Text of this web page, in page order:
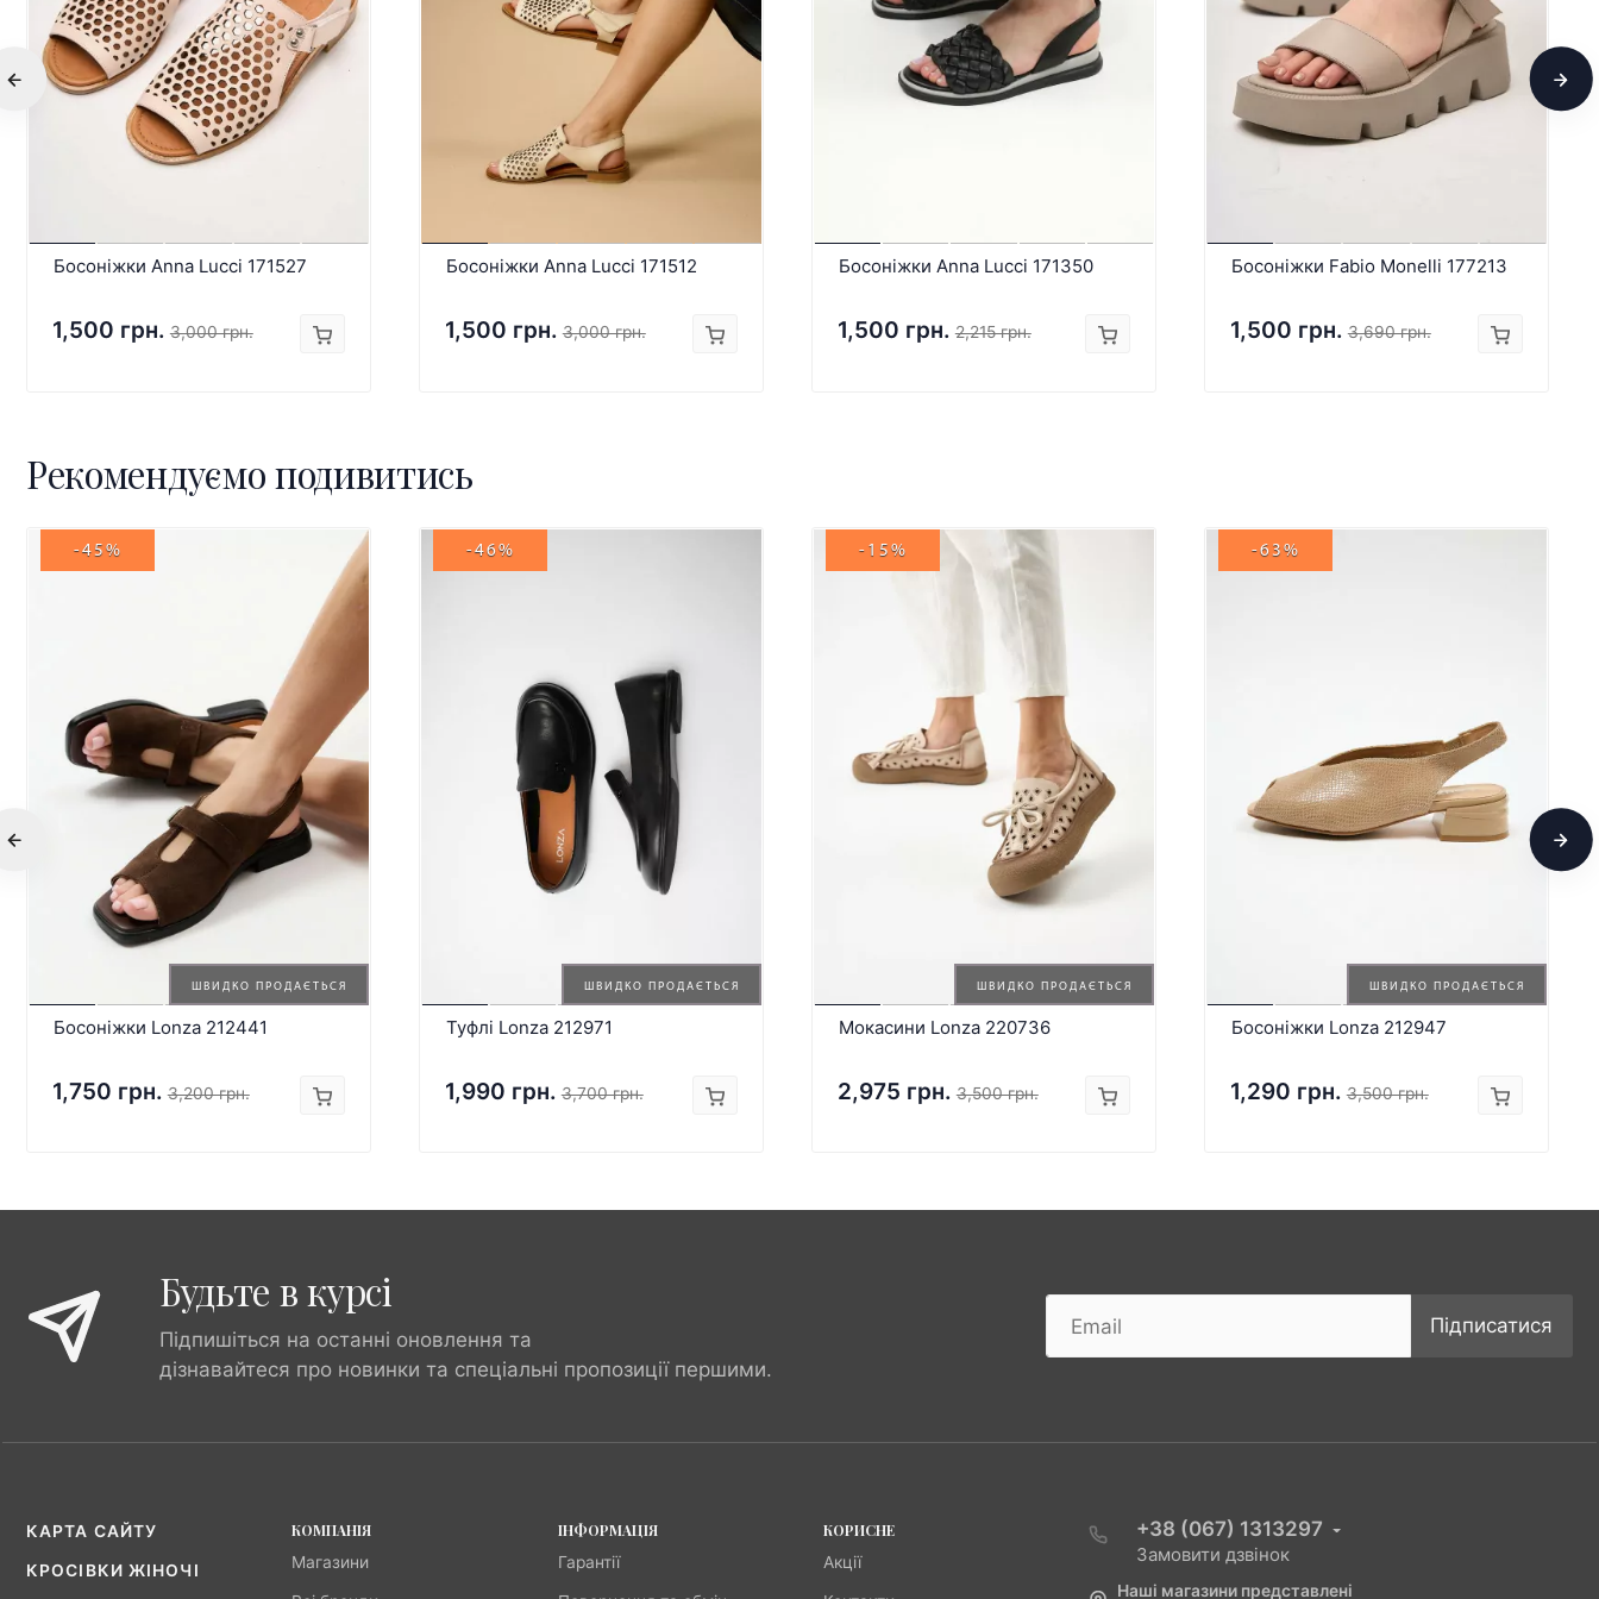
Босоніжки Anna Lucci 171527
1,500 грн. 3,000 грн.
Босоніжки Anna Lucci 171512
1,500 грн. 3,000 грн.
Босоніжки Anna Lucci 171350
1,500 грн. 2,215 грн.
Босоніжки Fabio Monelli 177213
1,500 грн. 3,690 грн.
Рекомендуємо подивитись
ШВИДКО ПРОДАЄТЬСЯ
-45%
Босоніжки Lonza 212441
1,750 грн. 3,200 грн.
ШВИДКО ПРОДАЄТЬСЯ
-46%
Туфлі Lonza 212971
1,990 грн. 3,700 грн.
ШВИДКО ПРОДАЄТЬСЯ
-15%
Мокасини Lonza 220736
2,975 грн. 3,500 грн.
ШВИДКО ПРОДАЄТЬСЯ
-63%
Босоніжки Lonza 212947
1,290 грн. 3,500 грн.
Будьте в курсі
Підпишіться на останні оновлення та
дізнавайтеся про новинки та спеціальні пропозиції першими.
Підписатися
КАРТА САЙТУ
КРОСІВКИ ЖІНОЧІ
КОМПАНІЯ
Магазини
ІНФОРМАЦІЯ
Гарантії
КОРИСНЕ
Акції
+38 (067) 1313297
Замовити дзвінок
Наші магазини представлені